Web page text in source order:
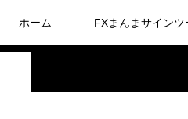
ホーム FXまんまサイン